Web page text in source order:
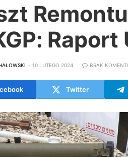
Raport
10 LUTEGO 2024 BRAK
Twitter